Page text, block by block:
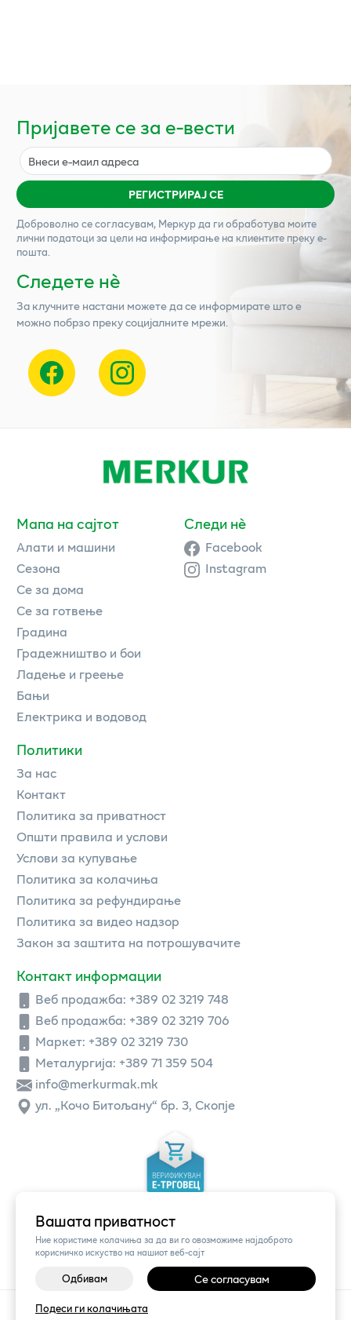
Вашата приватност
Ние користиме колачиња за да ви го овозможиме најдоброто
корисничко искуство на нашиот веб-сајт
Одбивам Се согласувам
Подеси ги колачињата
Пријавете се за е-вести
РЕГИСТРИРАЈ СЕ
Доброволно се согласувам, Меркурда ги обработува моите
лични податоци за цели на информирање на клиентите преку е-
пошта.
Следете нѐ
За клучните настани можете да се информирате што е
можно побрзо преку социјалните мрежи.
Мапа на сајтот
Алати и машини
Сезона
Се за дома
Се за готвење
Градина
Градежништво и бои
Ладење и греење
Бањи
Електрика и водовод
Политики
За нас
Контакт
Политика за приватност
Општи правила и услови
Услови за купување
Политика за колачиња
Политика за рефундирање
Политика за видео надзор
Закон за заштита на потрошувачите
Контакт информации
Веб продажба: +389 02 3219 748
Веб продажба: +389 02 3219 706
Маркет: +389 02 3219 730
Металургија: +389 71 359 504
info@merkurmak.mk
ул. „Кочо Битољану“ бр. 3, Скопје
Следи нè
Facebook
Instagram
©2026